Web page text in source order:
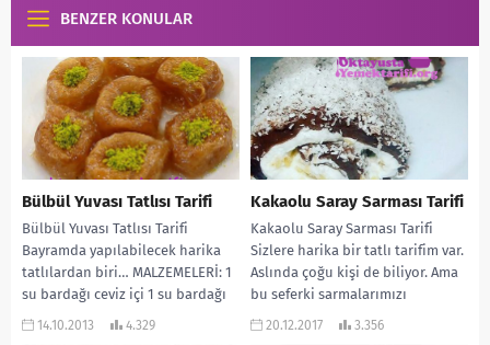
BENZER KONULAR
Bülbül Yuvası Tatlısı Tarifi
Bülbül Yuvası Tatlısı Tarifi
Bayramda yapılabilecek harika
tatlılardan biri… MALZEMELERİ: 1
su bardağı ceviz içi 1 su bardağı
fındık içi...
14.10.2013 4.329
Kakaolu Saray Sarması Tarifi
Kakaolu Saray Sarması Tarifi
Sizlere harika bir tatlı tarifim var.
Aslında çoğu kişi de biliyor. Ama
bu seferki sarmalarımızı
sararken,...
20.12.2017 3.356